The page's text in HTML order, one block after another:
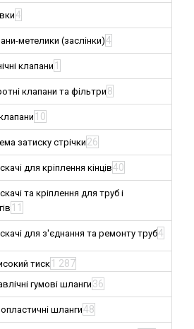
4
метелики (заслінки)4
клапани 1
клапани та фільтри 8
10
затиску стрічки 26
для кріплення кінців40
та кріплення для труб і
11
для з'єднання та ремонту труб4
тиск 1 287
гумові шланги 36
шланги48